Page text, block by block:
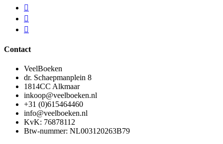
Contact
VeelBoeken
dr. Schaepmanplein 8
1814CC Alkmaar
inkoop@veelboeken.nl
+31 (0)615464460
info@veelboeken.nl
KvK: 76878112
Btw-nummer: NL003120263B79